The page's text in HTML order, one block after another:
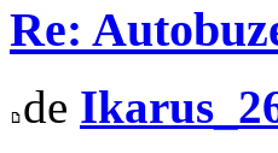
Re:
de